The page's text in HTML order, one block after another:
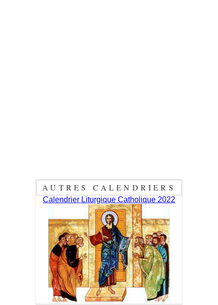
AUTRES CALENDRIERS
Calendrier Liturgique Catholique 2022